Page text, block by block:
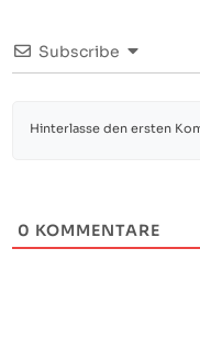
Subscribe
0 KOMMENTARE